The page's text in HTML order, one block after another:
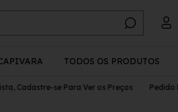
TODOS OS PRODUTOS
se Para Ver os Preços Pedido